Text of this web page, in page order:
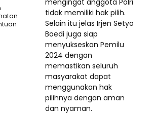
mengingat anggota Polri
tidak memiliki hak pilih.
Selain itu jelas Irjen Setyo
Boedi juga siap
menyukseskan Pemilu
2024 dengan
memastikan seluruh
masyarakat dapat
menggunakan hak
pilihnya dengan aman
dan nyaman.